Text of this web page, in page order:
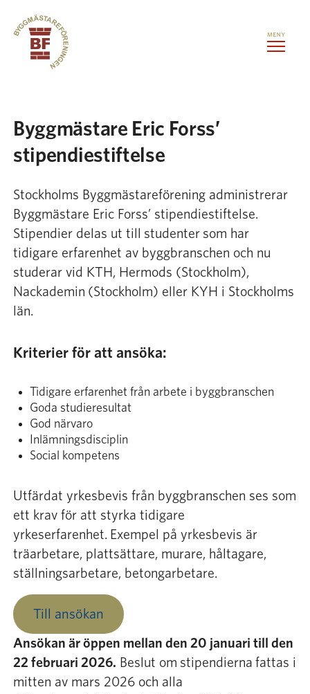
Medlemstjänster
Evenemang
Om oss
Kontakt
Byggmästare Eric Forss’
stipendiestiftelse
Stockholms Byggmästareförening administrerar
Byggmästare Eric Forss’ stipendiestiftelse.
Stipendier delas ut till studenter som har
tidigare erfarenhet av byggbranschen och nu
studerar vid KTH, Hermods (Stockholm),
Nackademin (Stockholm) eller KYH i Stockholms
län.
Kriterier för att ansöka:
Tidigare erfarenhet från arbete i byggbranschen
Goda studieresultat
God närvaro
Inlämningsdisciplin
Social kompetens
Utfärdat yrkesbevis från byggbranschen ses som
ett krav för att styrka tidigare
yrkeserfarenhet. Exempel på yrkesbevis är
träarbetare, plattsättare, murare, håltagare,
ställningsarbetare, betongarbetare.
Till ansökan
Ansökan är öppen mellan den 20 januari till den
22 februari 2026. Beslut om stipendierna fattas i
mitten av mars 2026 och alla